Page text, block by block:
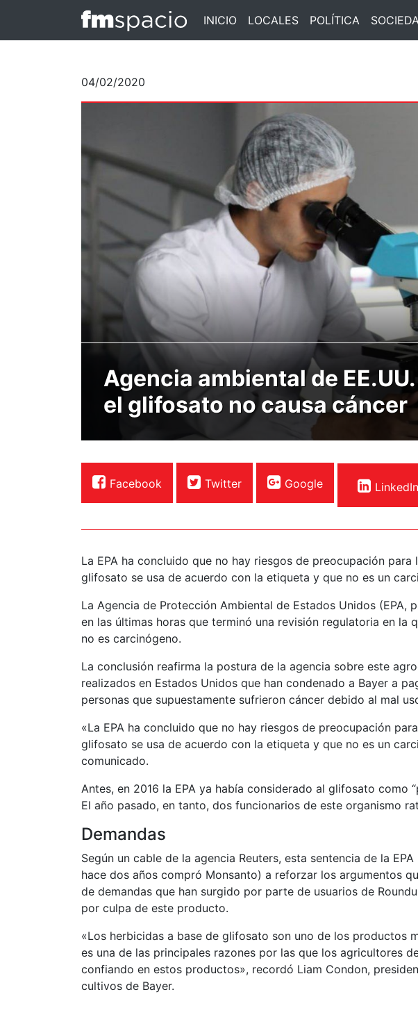
INICIO LOCALES POLÍTICA
04/02/2020
Agencia ambiental de
el glifosato no causa cáncer
Facebook Twitter Google LinkedIn
La EPA ha concluido que no hay riesgos de preocupación para
glifosato se usa de acuerdo con la etiqueta y que no es un
La Agencia de Protección Ambiental de Estados Unidos (EPA,
en las últimas horas que terminó una revisión regulatoria en la
no es carcinógeno.
La conclusión reafirma la postura de la agencia sobre este
realizados en Estados Unidos que han condenado a Bayer a
personas que supuestamente sufrieron cáncer debido al mal
«La EPA ha concluido que no hay riesgos de preocupación
glifosato se usa de acuerdo con la etiqueta y que no es un
comunicado.
Antes, en 2016 la EPA ya había considerado al glifosato como
El año pasado, en tanto, dos funcionarios de este organismo
Demandas
Según un cable de la agencia Reuters, esta sentencia de la
hace dos años compró Monsanto) a reforzar los argumentos
de demandas que han surgido por parte de usuarios de
por culpa de este producto.
«Los herbicidas a base de glifosato son uno de los productos
es una de las principales razones por las que los agricultores
confiando en estos productos», recordó Liam Condon,
cultivos de Bayer.